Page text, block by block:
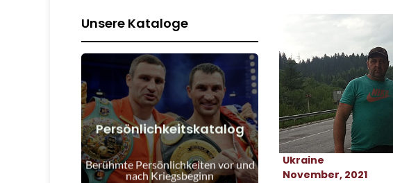
Unsere Kataloge
Persönlichkeitskatalog
Berühmte Persönlichkeiten vor und
nach Kriegsbeginn
Menschen vor und nach
Kriegsbeginn
Details anzeigen
Ukraine
November, 2021